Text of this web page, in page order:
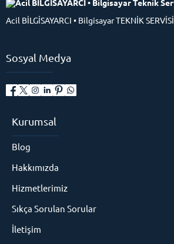
Acil BİLGİSAYARCI • Bilgisayar TEKNİK SERVİSİ
Sosyal Medya
Kurumsal
Blog
Hakkımızda
Hizmetlerimiz
Sıkça Sorulan Sorular
İletişim